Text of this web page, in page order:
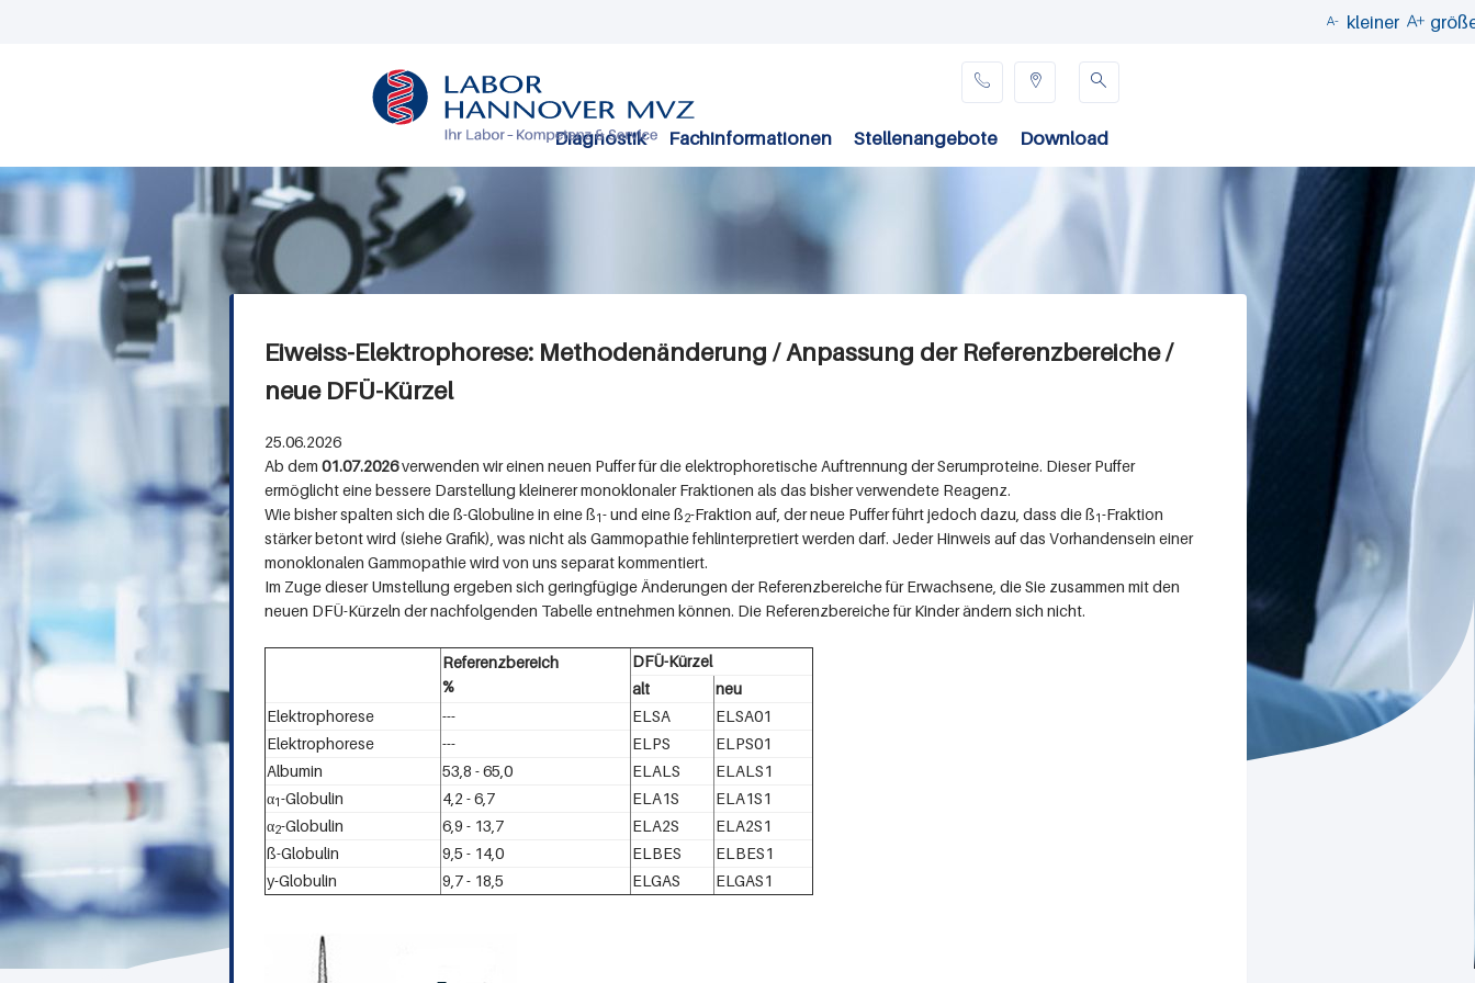
 kleiner 

e
n
ü
H
n
n
v
e
r
Diagnostik Fachinformationen Stellenangebote Download
 
Eiweiss-Elektrophorese: Methodenänderung / Anpassung der Referenzbereiche /
neue DFÜ-Kürzel
25.06.2026
Ab dem 01.07.2026verwenden wir einen neuen Puffer für die elektrophoretische Auftrennung der Serumproteine. Dieser Puffer
ermöglicht eine bessere Darstellung kleinerer monoklonaler Fraktionen als das bisher verwendete Reagenz.
Wie bisher spalten sich die ß-Globuline in eine ß1- und eine ß2-Fraktion auf, der neue Puffer führt jedoch dazu, dass die ß1-Fraktion
stärker betont wird (siehe Grafik), was nicht als Gammopathie fehlinterpretiert werden darf. Jeder Hinweis auf das Vorhandensein einer
monoklonalen Gammopathie wird von uns separat kommentiert.
Im Zuge dieser Umstellung ergeben sich geringfügige Änderungen der Referenzbereiche für Erwachsene, die Sie zusammen mit den
neuen DFÜ-Kürzeln der nachfolgenden Tabelle entnehmen können. Die Referenzbereiche für Kinder ändern sich nicht.
Referenzbereich
%
DFÜ-Kürzel
alt
neu
Elektrophorese
--- ELSA
ELSA01
Elektrophorese
--- ELPS
ELPS01
Albumin
53,8 - 65,0 ELALS
ELALS1
α1-Globulin 4,2 - 6,7 ELA1S
ELA1S1
α2-Globulin 6,9 - 13,7 ELA2S
ELA2S1
ß-Globulin
9,5 - 14,0 ELBES
ELBES1
y-Globulin
9,7 - 18,5 ELGAS ELGAS1